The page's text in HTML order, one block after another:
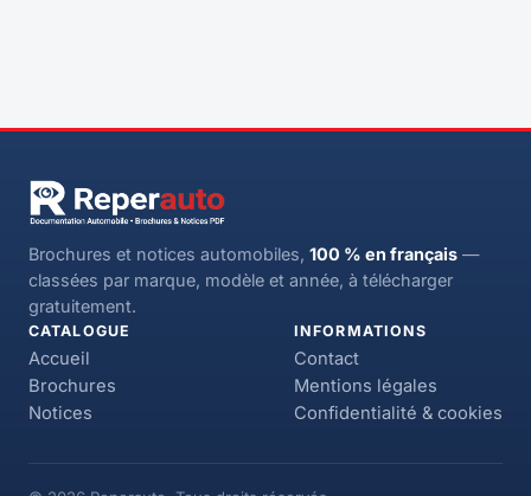
Brochures et notices automobiles, 100 % en français —
classées par marque, modèle et année, à télécharger
gratuitement.
CATALOGUE
Accueil
Brochures
Notices
INFORMATIONS
Contact
Mentions légales
Confidentialité & cookies